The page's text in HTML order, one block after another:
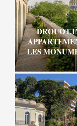
LES